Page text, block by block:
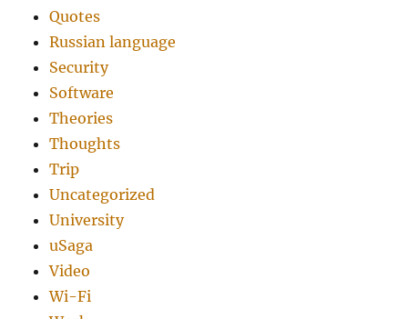
Quotes
Russian language
Security
Software
Theories
Thoughts
Trip
Uncategorized
University
uSaga
Video
Wi-Fi